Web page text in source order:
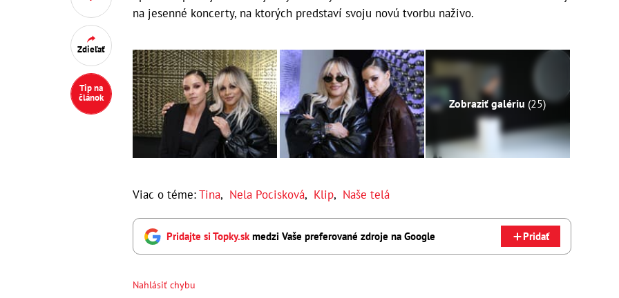
Zdieľať
Tip na
článok
na jesenné koncerty, na ktorých predstaví svoju novú tvorbu naživo.
Zobraziť galériu (25)
Viac o téme:Tina, Nela Pocisková, Klip, Naše telá
Pridajte si Topky.sk medzi Vaše preferované zdroje na Google Pridať
Nahlásiť chybu